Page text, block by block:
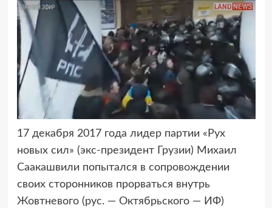
17 декабря 2017 года лидер партии «Рух
новых сил» (экс-президент Грузии) Михаил
Саакашвили попытался в сопровождении
своих сторонников прорваться внутрь
Жовтневого (рус. — Октябрьского — ИФ)